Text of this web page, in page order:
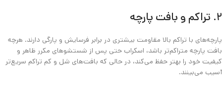
۲. تراکم و بافت پارچه
پارچه‌های با تراکم بالا مقاومت بیشتری در برابر فرسایش و پارگی دارند. هرچه
بافت پارچه متراکم‌تر باشد، اسکراب حتی پس از شستشوهای مکرر ظاهر و
کیفیت خود را بهتر حفظ می‌کند، در حالی که بافت‌های شل و کم‌ تراکم سریع‌تر
آسیب می‌بینند.